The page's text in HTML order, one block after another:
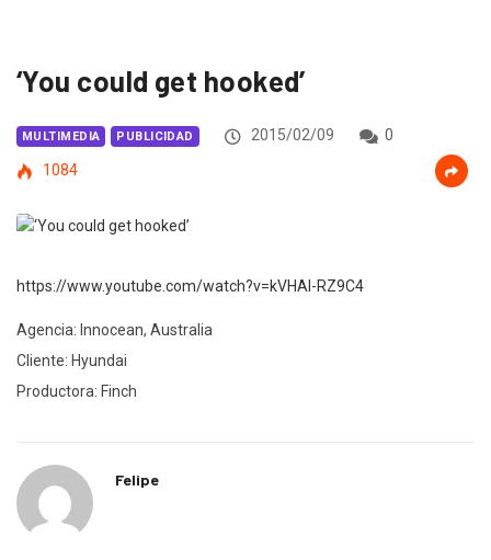
‘You could get hooked’
MULTIMEDIA PUBLICIDAD 2015/02/09
0
1084
https://www.youtube.com/watch?v=kVHAI-RZ9C4
Agencia: Innocean, Australia
Cliente: Hyundai
Productora: Finch
Felipe